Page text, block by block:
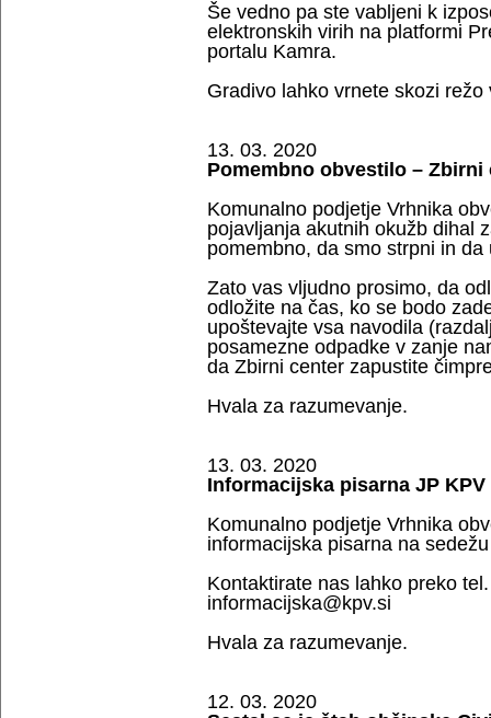
Še vedno pa ste vabljeni k
elektronskih virih na platformi
portalu Kamra.
Gradivo lahko vrnete skozi
13. 03. 2020
Pomembno obvestilo – Zbirni
Komunalno podjetje Vrhnika
pojavljanja akutnih okužb dihal
pomembno, da smo strpni in
Zato vas vljudno prosimo, da
odložite na čas, ko se bodo
upoštevajte vsa navodila
posamezne odpadke v zanje
da Zbirni center zapustite
Hvala za razumevanje.
13. 03. 2020
Informacijska pisarna JP
Komunalno podjetje Vrhnika
informacijska pisarna na
Kontaktirate nas lahko preko
informacijska@kpv.si
Hvala za razumevanje.
12. 03. 2020